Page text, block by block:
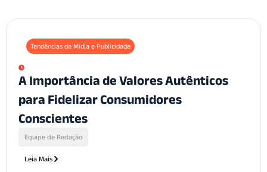
Tendências de Mídia e Publicidade
A Importância de Valores Autênticos
para Fidelizar Consumidores
Conscientes
Equipe de Redação
Leia Mais